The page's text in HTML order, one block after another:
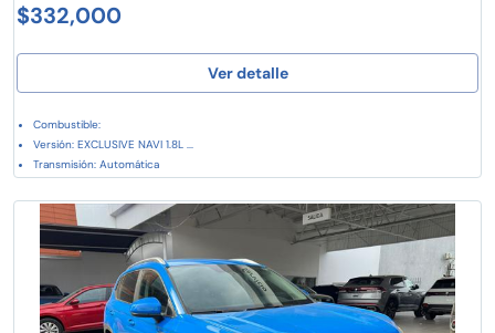
$332,000
Ver detalle
Combustible:
Versión: EXCLUSIVE NAVI 1.8L ...
Transmisión: Automática